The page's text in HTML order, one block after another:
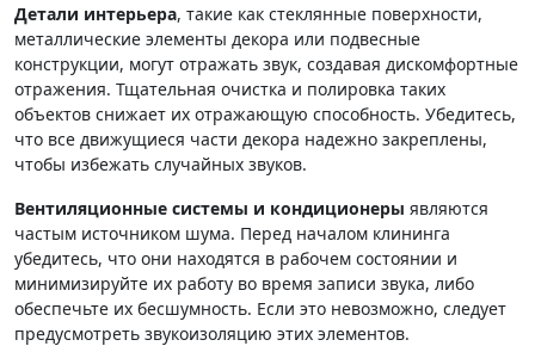
Детали интерьера, такие как стеклянные поверхности,
металлические элементы декора или подвесные
конструкции, могут отражать звук, создавая дискомфортные
отражения. Тщательная очистка и полировка таких
объектов снижает их отражающую способность. Убедитесь,
что все движущиеся части декора надежно закреплены,
чтобы избежать случайных звуков.
Вентиляционные системы и кондиционеры являются
частым источником шума. Перед началом клининга
убедитесь, что они находятся в рабочем состоянии и
минимизируйте их работу во время записи звука, либо
обеспечьте их бесшумность. Если это невозможно, следует
предусмотреть звукоизоляцию этих элементов.